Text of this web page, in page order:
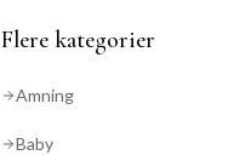
Flere kategorier
Amning
Baby